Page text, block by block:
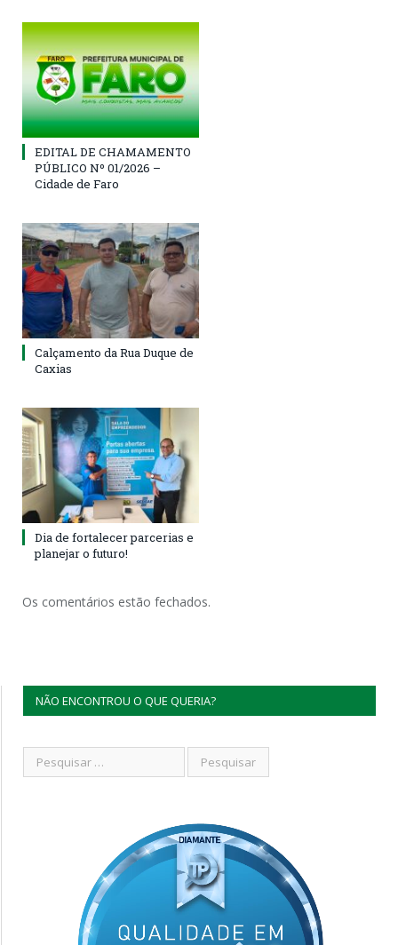
EDITAL DE CHAMAMENTO
PÚBLICO Nº 01/2026 –
Cidade de Faro
Calçamento da Rua Duque de
Caxias
Dia de fortalecer parcerias e
planejar o futuro!
Os comentários estão fechados.
NÃO ENCONTROU O QUE QUERIA?